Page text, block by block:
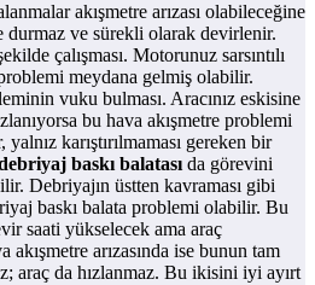
akışmetre arızası olabileceğine
durmaz ve sürekli olarak devirlenir.
çalışması. Motorunuz sarsıntılı
meydana gelmiş olabilir.
vuku bulması. Aracınız eskisine
bu hava akışmetre problemi
karıştırılmaması gereken bir
baskı balatası da görevini
Debriyajın üstten kavraması gibi
baskı balata problemi olabilir. Bu
saati yükselecek ama araç
akışmetre arızasında ise bunun tam
araç da hızlanmaz. Bu ikisini iyi ayırt